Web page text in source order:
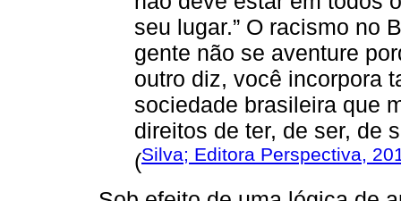
seu lugar.” O racismo no
gente não se aventure
outro diz, você incorpora
sociedade brasileira que
direitos de ter, de ser, de
(Silva; Editora Perspectiva,